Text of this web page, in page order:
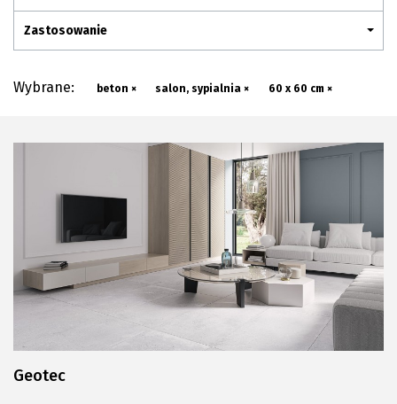
Zastosowanie
Wybrane: beton × salon, sypialnia × 60 x 60 cm ×
Geotec